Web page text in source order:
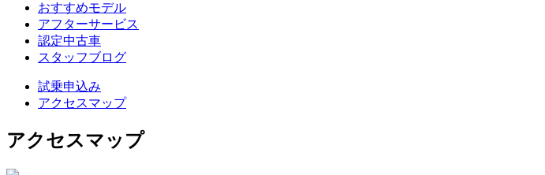
おすすめモデル
アフターサービス
認定中古車
スタッフブログ
試乗申込み
アクセスマップ
アクセスマップ